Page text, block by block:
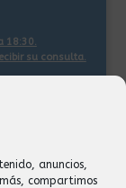
anuncios,
compartimos
18:30.
su consulta.